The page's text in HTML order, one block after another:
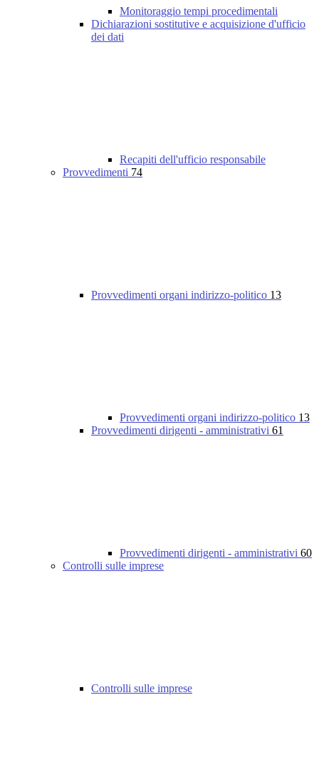
Monitoraggio tempi procedimentali
Dichiarazioni sostitutive e acquisizione d'ufficio
dei dati
Recapiti dell'ufficio responsabile
Provvedimenti 74
Provvedimenti organi indirizzo-politico 13
Provvedimenti organi indirizzo-politico 13
Provvedimenti dirigenti - amministrativi 61
Provvedimenti dirigenti - amministrativi 60
Controlli sulle imprese
Controlli sulle imprese